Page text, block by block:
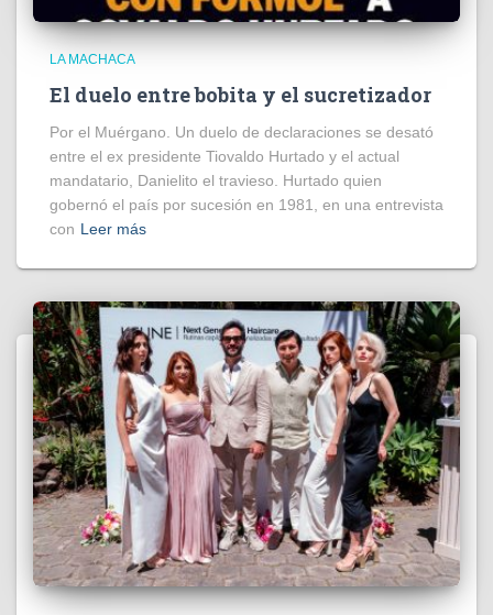
LA MACHACA
El duelo entre bobita y el sucretizador
Por el Muérgano. Un duelo de declaraciones se desató
entre el ex presidente Tiovaldo Hurtado y el actual
mandatario, Danielito el travieso. Hurtado quien
gobernó el país por sucesión en 1981, en una entrevista
con Leer más